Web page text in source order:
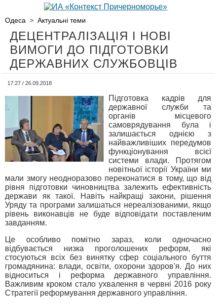
Одеса > Актуальні теми
ДЕЦЕНТРАЛІЗАЦІЯ І НОВІ
ВИМОГИ ДО ПІДГОТОВКИ
ДЕРЖАВНИХ СЛУЖБОВЦІВ
17:27 / 26.09.2018
Підготовка кадрів для
державної служби та
органів місцевого
самоврядування була і
залишається однією з
найважливіших передумов
функціонування всієї
системи влади. Протягом
новітньої історії України ми
мали змогу неодноразово переконатися в тому, що від
рівня підготовки чиновництва залежить ефективність
держави як такої. Навіть найкращі закони, рішення
Уряду та програми залишаться нереалізованими, якщо
рівень виконавців не буде відповідати поставленим
завданням.
Це особливо помітно зараз, коли одночасно
відбувається низка проголошених реформ, які
стосуються всіх без винятку сфер соціального буття
громадянина: влади, освіти, охорони здоров'я. До них
відноситься і реформа державного управління.
Важливим кроком стало ухвалення в червні 2016 року
Стратегії реформування державного управління.